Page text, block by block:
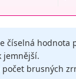
číselná hodnota
jemnější.
počet brusných